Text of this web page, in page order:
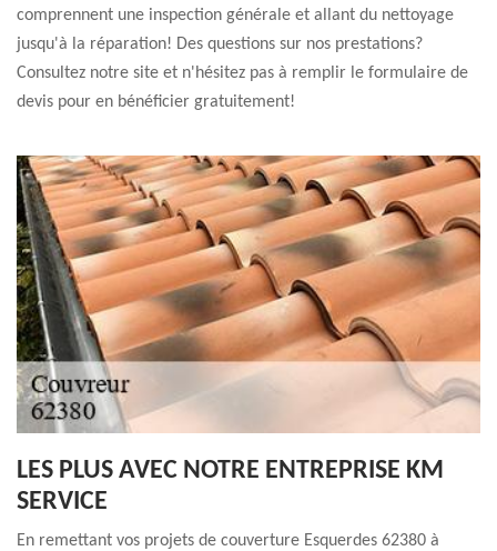
comprennent une inspection générale et allant du nettoyage
jusqu'à la réparation! Des questions sur nos prestations?
Consultez notre site et n'hésitez pas à remplir le formulaire de
devis pour en bénéficier gratuitement!
LES PLUS AVEC NOTRE ENTREPRISE KM
SERVICE
En remettant vos projets de couverture Esquerdes 62380 à